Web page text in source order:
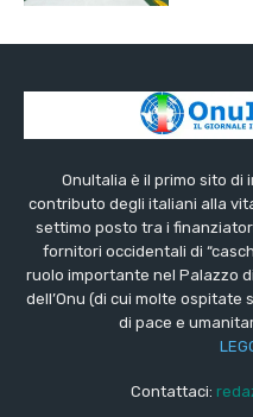
OnuItalia è il primo sito
contributo degli italiani alla
settimo posto tra i
fornitori occidentali di
ruolo importante nel Palazzo
dell’Onu (di cui molte
di pace e
Contattaci: